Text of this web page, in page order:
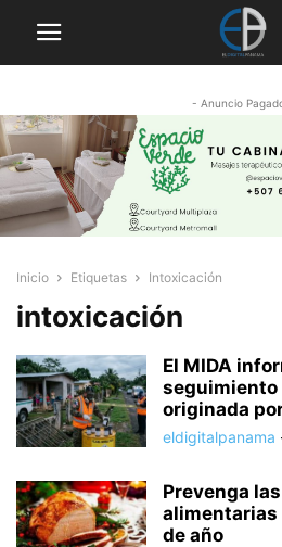
- Anuncio
Inicio Etiquetas Intoxicación
intoxicación
El MIDA
seguimiento
originada
eldigitalpanama
Prevenga
alimentarias
de año